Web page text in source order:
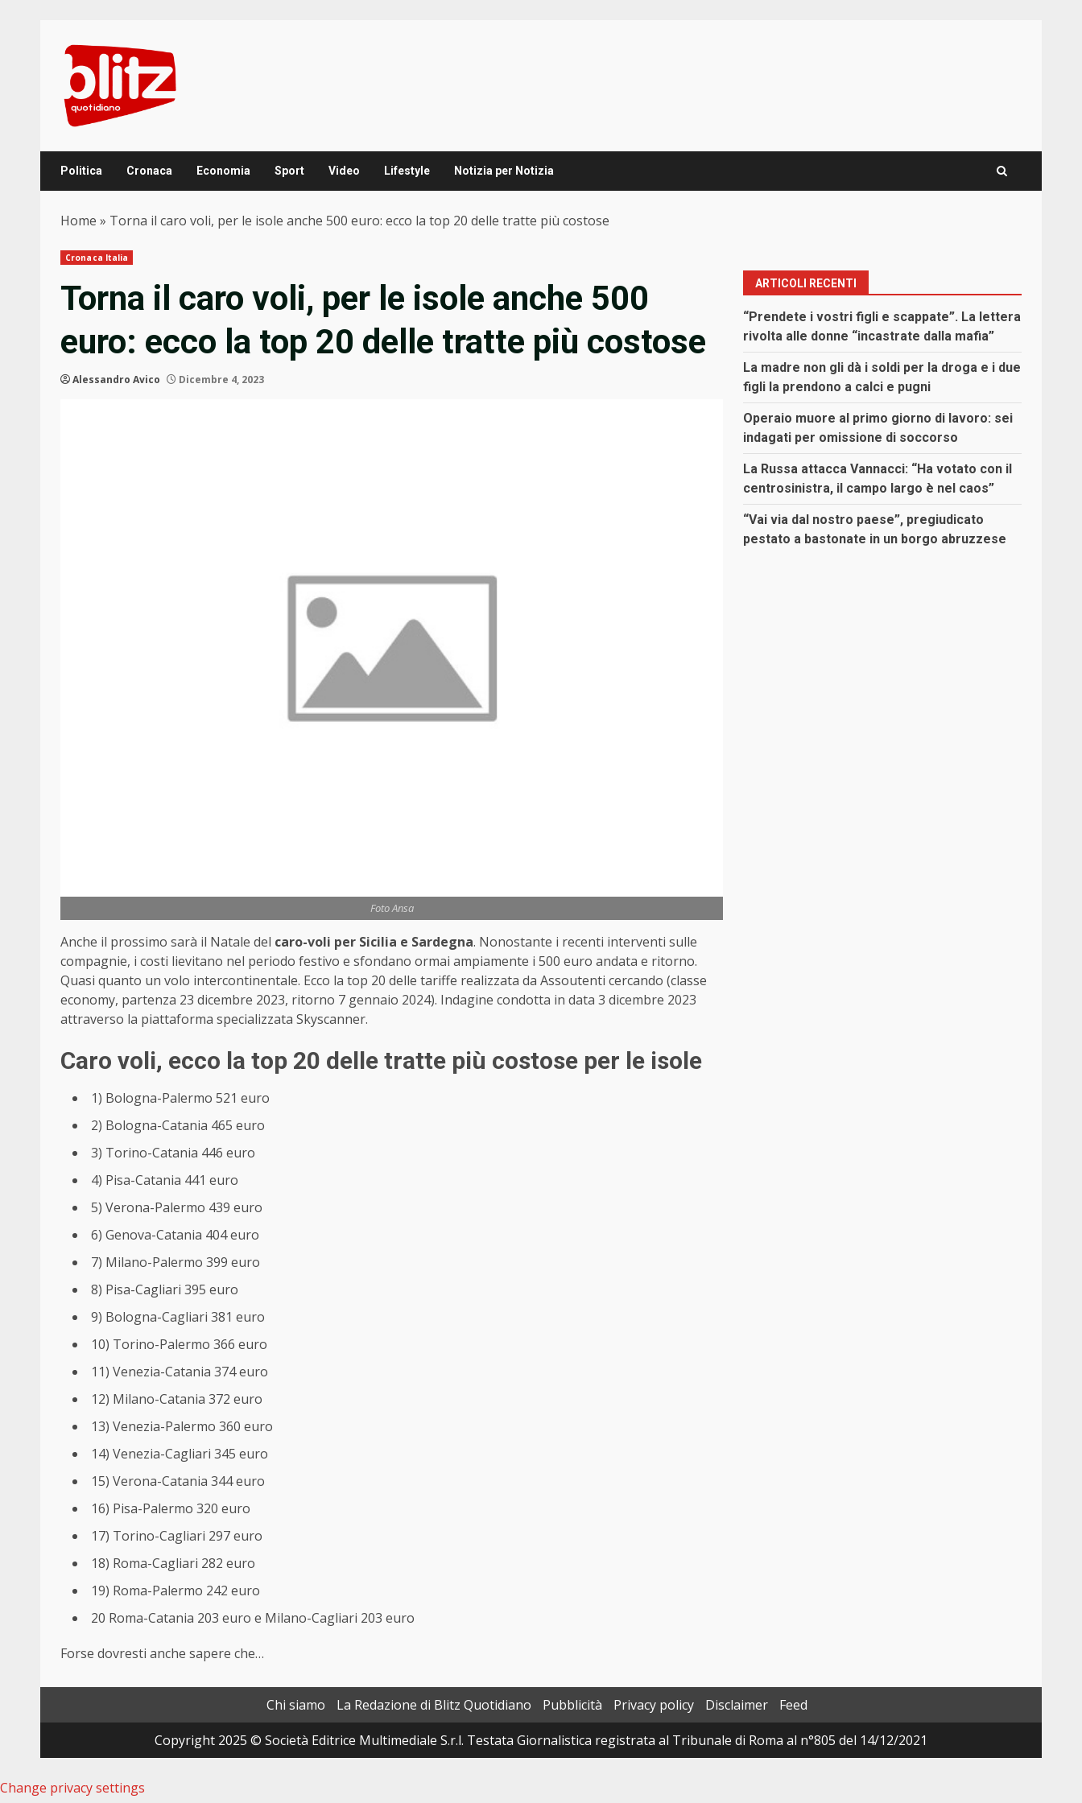
content
Politica Cronaca Economia Sport Video Lifestyle Notizia per Notizia
Home » Torna il caro voli, per le isole anche 500 euro: ecco la top 20 delle tratte più costose
Cronaca Italia
Torna il caro voli, per le isole anche 500
euro: ecco la top 20 delle tratte più costose
Alessandro Avico Dicembre 4, 2023
Foto Ansa
Anche il prossimo sarà il Natale del caro-voli per Sicilia e Sardegna. Nonostante i recenti interventi sulle
compagnie, i costi lievitano nel periodo festivo e sfondano ormai ampiamente i 500 euro andata e ritorno.
Quasi quanto un volo intercontinentale. Ecco la top 20 delle tariffe realizzata da Assoutenti cercando (classe
economy, partenza 23 dicembre 2023, ritorno 7 gennaio 2024). Indagine condotta in data 3 dicembre 2023
attraverso la piattaforma specializzata Skyscanner.
Caro voli, ecco la top 20 delle tratte più costose per le isole
1) Bologna-Palermo 521 euro
2) Bologna-Catania 465 euro
3) Torino-Catania 446 euro
4) Pisa-Catania 441 euro
5) Verona-Palermo 439 euro
6) Genova-Catania 404 euro
7) Milano-Palermo 399 euro
8) Pisa-Cagliari 395 euro
9) Bologna-Cagliari 381 euro
10) Torino-Palermo 366 euro
11) Venezia-Catania 374 euro
12) Milano-Catania 372 euro
13) Venezia-Palermo 360 euro
14) Venezia-Cagliari 345 euro
15) Verona-Catania 344 euro
16) Pisa-Palermo 320 euro
17) Torino-Cagliari 297 euro
18) Roma-Cagliari 282 euro
19) Roma-Palermo 242 euro
20 Roma-Catania 203 euro e Milano-Cagliari 203 euro
Forse dovresti anche sapere che…
ARTICOLI RECENTI
“Prendete i vostri figli e scappate”. La lettera
rivolta alle donne “incastrate dalla mafia”
La madre non gli dà i soldi per la droga e i due
figli la prendono a calci e pugni
Operaio muore al primo giorno di lavoro: sei
indagati per omissione di soccorso
La Russa attacca Vannacci: “Ha votato con il
centrosinistra, il campo largo è nel caos”
“Vai via dal nostro paese”, pregiudicato
pestato a bastonate in un borgo abruzzese
Chi siamo La Redazione di Blitz Quotidiano Pubblicità Privacy policy Disclaimer
Feed
Copyright 2025 © Società Editrice Multimediale S.r.l. Testata Giornalistica registrata al Tribunale di Roma al n°805 del 14/12/2021
Change privacy settings